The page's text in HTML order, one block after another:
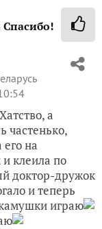
Спасибо!
а
частенько,
на
клеила по
доктор-дружок
и теперь
играю